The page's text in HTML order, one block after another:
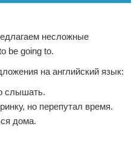
несложные
be going to.
на английский язык:
слышать.
но перепутал время.
дома.